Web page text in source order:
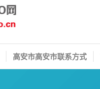
高安市高安市联系方式